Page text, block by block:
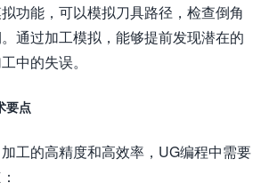
功能，可以模拟刀具路径，检查倒角
通过加工模拟，能够提前发现潜在的
中的失误。
要点
工的高精度和高效率，UG编程中需要